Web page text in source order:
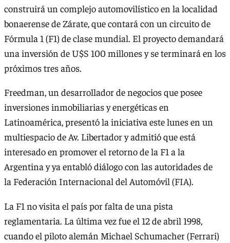
construirá un complejo automovilístico en la localidad
bonaerense de Zárate, que contará con un circuito de
Fórmula 1 (F1) de clase mundial. El proyecto demandará
una inversión de U$S 100 millones y se terminará en los
próximos tres años.
Freedman, un desarrollador de negocios que posee
inversiones inmobiliarias y energéticas en
Latinoamérica, presentó la iniciativa este lunes en un
multiespacio de Av. Libertador y admitió que está
interesado en promover el retorno de la F1 a la
Argentina y ya entabló diálogo con las autoridades de
la Federación Internacional del Automóvil (FIA).
La F1 no visita el país por falta de una pista
reglamentaria. La última vez fue el 12 de abril 1998,
cuando el piloto alemán Michael Schumacher (Ferrari)